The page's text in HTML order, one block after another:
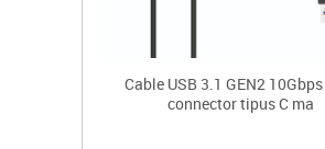
Cable USB 3.1 GEN2
connector tipus C ma